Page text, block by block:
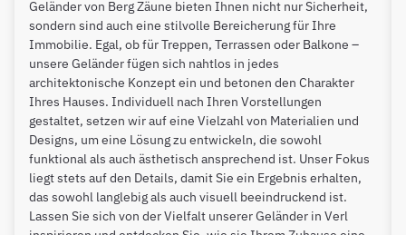
Geländer von Berg Zäune bieten Ihnen nicht nur Sicherheit,
sondern sind auch eine stilvolle Bereicherung für Ihre
Immobilie. Egal, ob für Treppen, Terrassen oder Balkone –
unsere Geländer fügen sich nahtlos in jedes
architektonische Konzept ein und betonen den Charakter
Ihres Hauses. Individuell nach Ihren Vorstellungen
gestaltet, setzen wir auf eine Vielzahl von Materialien und
Designs, um eine Lösung zu entwickeln, die sowohl
funktional als auch ästhetisch ansprechend ist. Unser Fokus
liegt stets auf den Details, damit Sie ein Ergebnis erhalten,
das sowohl langlebig als auch visuell beeindruckend ist.
Lassen Sie sich von der Vielfalt unserer Geländer in Verl